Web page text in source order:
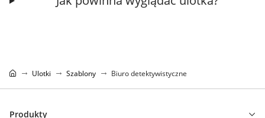
Ulotki Szablony Biuro detektywistyczne
Produkty